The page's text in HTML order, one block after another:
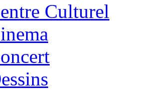
Culturel